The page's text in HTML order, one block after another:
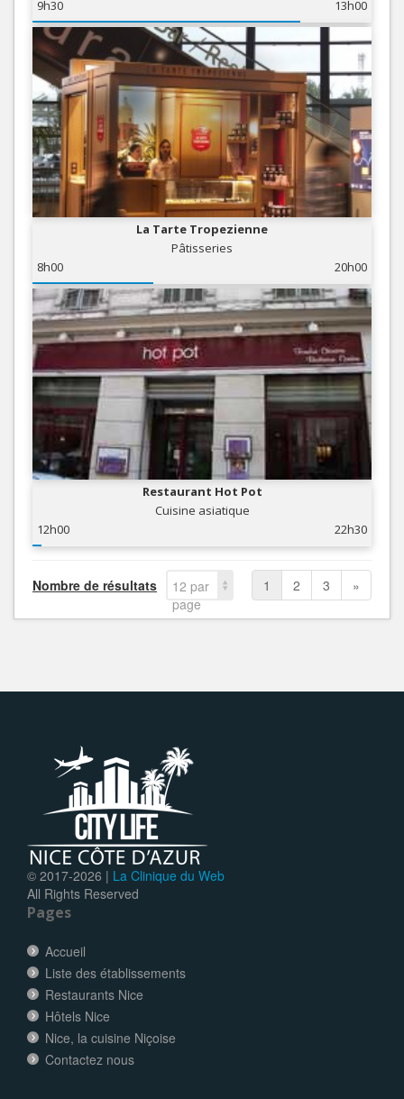
9h30
13h00
La Tarte Tropezienne
Pâtisseries
8h00
20h00
Restaurant Hot Pot
Cuisine asiatique
12h00
22h30
Nombre de résultats
12 par
page
1 2 3 »
© 2017-2026 | La Clinique du Web
All Rights Reserved
Pages
Accueil
Liste des établissements
Restaurants Nice
Hôtels Nice
Nice, la cuisine Niçoise
Contactez nous